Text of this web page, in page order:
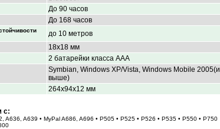
До 90 часов
До 168 часов
до 10 метров
18х18 мм
2 батарейки класса ААА
Symbian, Windows XP/Vista, Windows Mobile 2005(и
выше)
264x94x12 мм
с:
A636, A639 • MyPal A686, A696 • P505 • P525 • P526 • P535 • P550 • P750